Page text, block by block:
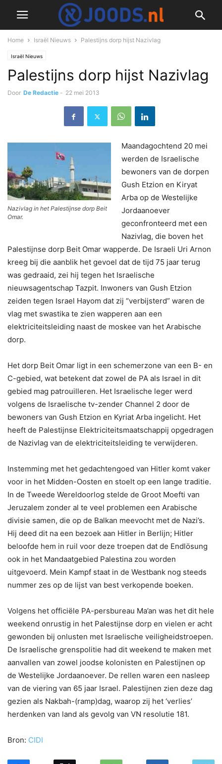
Home Israël Nieuws Palestijns dorp hijst Nazivlag
Israël Nieuws
Palestijns dorp hijst Nazivlag
Door De Redactie - 22 mei 2013
Nazivlag in het Palestijnse dorp Beit
Omar.
Maandagochtend 20 mei
werden de Israelische
bewoners van de dorpen
Gush Etzion en Kiryat
Arba op de Westelijke
Jordaanoever
geconfronteerd met een
Nazivlag, die boven het
Palestijnse dorp Beit Omar wapperde. De Israeli Uri Arnon
kreeg bij die aanblik het gevoel dat de tijd 75 jaar terug
was gedraaid, zei hij tegen het Israelische
nieuwsagentschap Tazpit. Inwoners van Gush Etzion
zeiden tegen Israel Hayom dat zij “verbijsterd” waren de
vlag met swastika te zien wapperen aan een
elektriciteitsleiding naast de moskee van het Arabische
dorp.
Het dorp Beit Omar ligt in een schemerzone van een B- en
C-gebied, wat betekent dat zowel de PA als Israel in dit
gebied mag patrouilleren. Het Israelische leger werd
volgens de Israelische tv-zender Channel 2 door de
bewoners van Gush Etzion en Kyriat Arba ingelicht. Het
heeft de Palestijnse Elektriciteitsmaatschappij opgedragen
de Nazivlag van de elektriciteitsleiding te verwijderen.
Instemming met het gedachtengoed van Hitler komt vaker
voor in het Midden-Oosten en stoelt op een lange traditie.
In de Tweede Wereldoorlog stelde de Groot Moefti van
Jeruzalem zonder al te veel problemen een Arabische
divisie samen, die op de Balkan meevocht met de Nazi’s.
Hij deed dit na een bezoek aan Hitler in Berlijn; Hitler
beloofde hem in ruil voor deze troepen dat de Endlösung
ook in het Mandaatgebied Palestina zou worden
uitgevoerd. Mein Kampf staat in de Westbank nog steeds
nummer zes op de lijst van best verkopende boeken.
Volgens het officiële PA-persbureau Ma’an was het dit hele
weekend onrustig in het Palestijnse dorp en vielen er acht
gewonden bij onlusten met Israelische veiligheidstroepen.
De Israelische grenspolitie had dit weekend te maken met
aanvallen van zowel joodse kolonisten en Palestijnen op
de Westelijke Jordaanoever. De rellen waren een nasleep
van de viering van 65 jaar Israel. Palestijnen zien deze dag
gezien als Nakbah-(ramp)dag, waarop zij het ‘verlies’
herdenken van land als gevolg van VN resolutie 181.
Bron: CIDI